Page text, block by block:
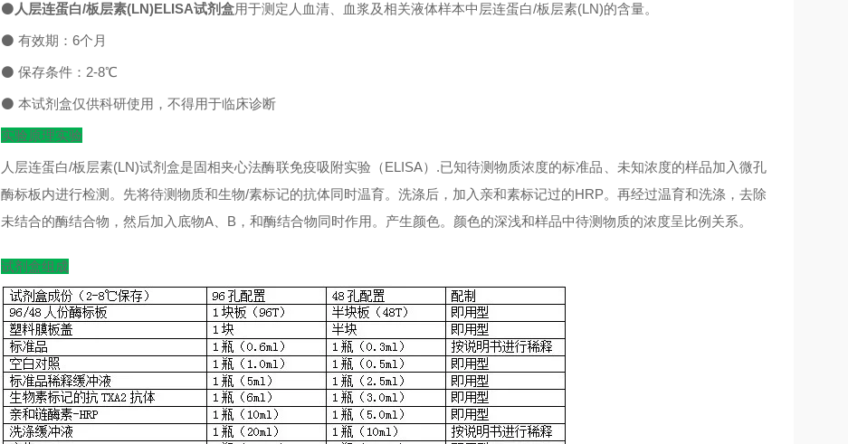
⚫ 人层连蛋白/板层素(LN)ELISA试剂盒用于测定人血清、血浆及相关液体样本中 层连蛋白/板层素(LN)的含量。
⚫ 有效期： 6个月
⚫ 保存条件： 2-8℃
⚫ 本试剂盒仅供科研使用，不得用于临床诊断
实验原理实验
人层连蛋白/板层素(LN)试剂盒是固相夹心法酶联免疫吸附实验（ELISA）.已知待测物质浓度的标准品、未知浓度的样品加入微孔
酶标板内进行检测。先将待测物质和生物/素标记的抗体同时温育。洗涤后，加入亲和素标记过的HRP。再经过温育和洗涤，去除
未结合的酶结合物，然后加入底物A、B，和酶结合物同时作用。产生颜色。颜色的深浅和样品中待测物质的浓度呈比例关系。
试剂盒组成